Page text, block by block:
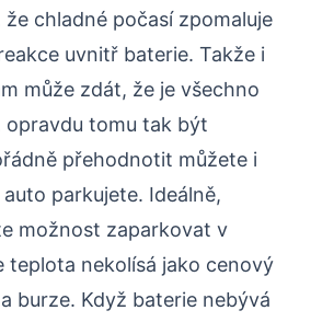
že chladné počasí zpomaluje
uvnitř baterie. Takže i
může zdát, že je všechno
opravdu tomu tak být
přehodnotit můžete i
parkujete. Ideálně,
možnost zaparkovat v
teplota nekolísá jako cenový
burze. Když baterie nebývá